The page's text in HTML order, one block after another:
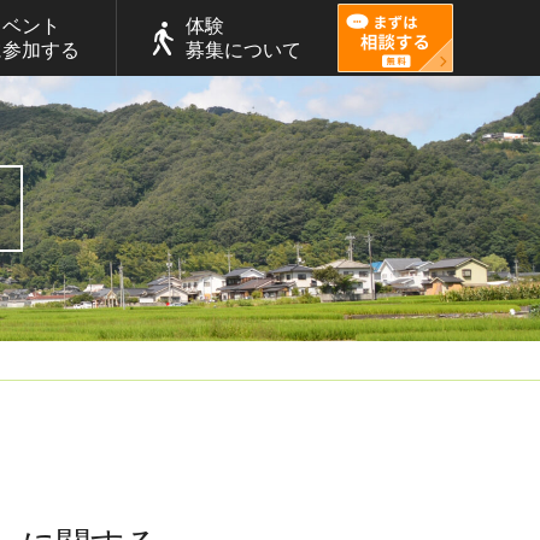
ント
加する
体験
募集について